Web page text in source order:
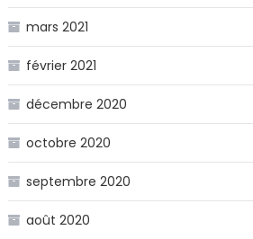
mars 2021
février 2021
décembre 2020
octobre 2020
septembre 2020
août 2020